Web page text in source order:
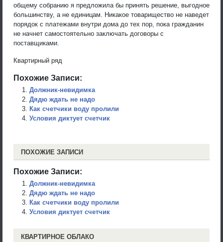
общему собранию я предложила бы принять решение, выгодное
большинству, а не единицам. Никакое товарищество не наведет
порядок с платежами внутри дома до тех пор, пока гражданин
не начнет самостоятельно заключать договоры с
поставщиками.
Квартирный ряд
Похожие Записи:
Должник-невидимка
Дядю ждать не надо
Как счетчики воду пролили
Условия диктует счетчик
ПОХОЖИЕ ЗАПИСИ
Похожие Записи:
Должник-невидимка
Дядю ждать не надо
Как счетчики воду пролили
Условия диктует счетчик
КВАРТИРНОЕ ОБЛАКО